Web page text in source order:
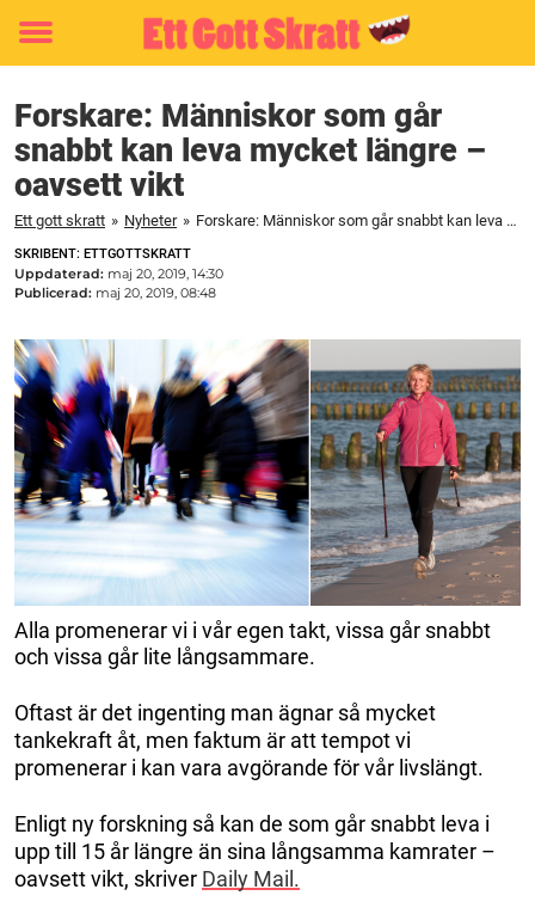
Toggle
Forskare: Människor som går
snabbt kan leva mycket längre –
oavsett vikt
Ett gott skratt » Nyheter » Forskare: Människor som går snabbt kan leva mycket längre – oavsett vikt
SKRIBENT: ETTGOTTSKRATT
Uppdaterad: maj 20, 2019, 14:30
Publicerad: maj 20, 2019, 08:48
Alla promenerar vi i vår egen takt, vissa går snabbt
och vissa går lite långsammare.
Oftast är det ingenting man ägnar så mycket
tankekraft åt, men faktum är att tempot vi
promenerar i kan vara avgörande för vår livslängt.
Enligt ny forskning så kan de som går snabbt leva i
upp till 15 år längre än sina långsamma kamrater –
oavsett vikt, skriver Daily Mail.